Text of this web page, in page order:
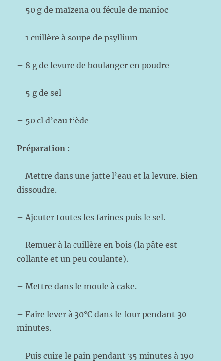
– 50 g de maïzena ou fécule de manioc
– 1 cuillère à soupe de psyllium
– 8 g de levure de boulanger en poudre
– 5 g de sel
– 50 cl d’eau tiède
Préparation :
– Mettre dans une jatte l’eau et la levure. Bien
dissoudre.
– Ajouter toutes les farines puis le sel.
– Remuer à la cuillère en bois (la pâte est
collante et un peu coulante).
– Mettre dans le moule à cake.
– Faire lever à 30°C dans le four pendant 30
minutes.
– Puis cuire le pain pendant 35 minutes à 190-